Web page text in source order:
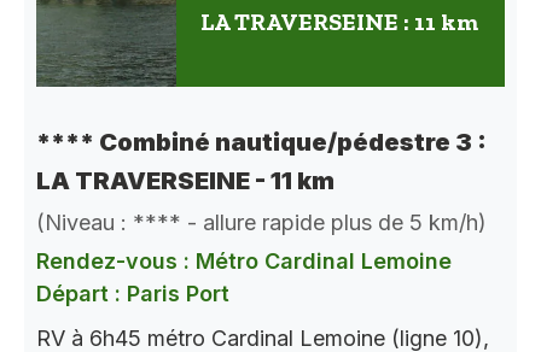
LA TRAVERSEINE : 11 km
**** Combiné nautique/pédestre 3 :
LA TRAVERSEINE - 11 km
(Niveau : **** - allure rapide plus de 5 km/h)
Rendez-vous : Métro Cardinal Lemoine
Départ : Paris Port
RV à 6h45 métro Cardinal Lemoine (ligne 10),